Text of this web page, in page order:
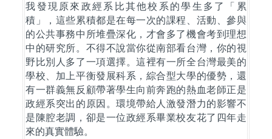
我發現原來政經系比其他校系的學生多了「累
積」，這些累積都是在每一次的課程、活動、參與
的公共事務中所堆疊深化，才會多了機會考到理想
中的研究所。不得不說當你從南部看台灣，你的視
野比別人多了一項選擇。這裡有一所全台灣最美的
學校、加上平衡發展科系，綜合型大學的優勢，還
有一群義無反顧帶著學生向前奔跑的熱血老師正是
政經系突出的原因。環境帶給人激發潛力的影響不
是陳腔老調，卻是一位政經系畢業校友花了四年走
來的真實體驗。